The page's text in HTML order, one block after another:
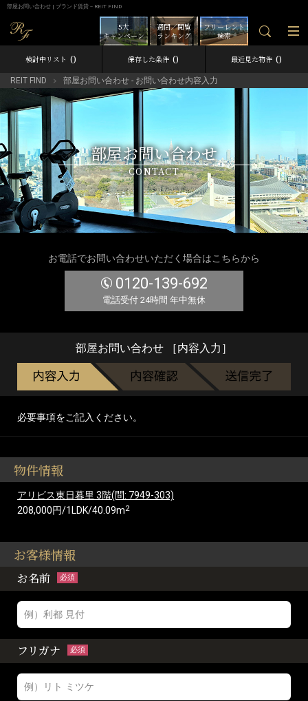
部屋お問い合わせ | ブランド賃貸－REIT FIND
フリーレント
検索
週間／閲覧
ランキング
5大
キャンペーン
検討中リスト 0 保存した条件 0 最近見た物件 0
REIT FIND 部屋お問い合わせ - お問い合わせ内容入力
部屋お問い合わせ
CONTACT
お電話でお問い合わせいただく場合はこちらから
0120-139-692
電話受付 24時間 年中無休
部屋お問い合わせ ［内容入力］
必要事項をご記入ください。
物件情報
アリビス東日暮里 3階(問: 7949-303)
208,000円/1LDK/40.09m2
お客様情報
お名前 必須
フリガナ 必須